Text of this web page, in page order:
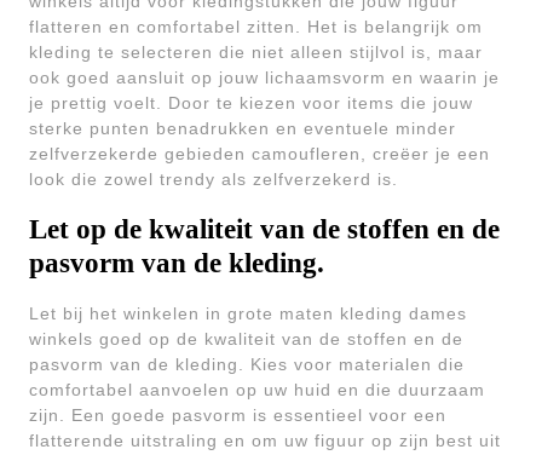
flatteren en comfortabel zitten. Het is belangrijk om
kleding te selecteren die niet alleen stijlvol is, maar
ook goed aansluit op jouw lichaamsvorm en waarin je
je prettig voelt. Door te kiezen voor items die jouw
sterke punten benadrukken en eventuele minder
zelfverzekerde gebieden camoufleren, creëer je een
look die zowel trendy als zelfverzekerd is.
Let op de kwaliteit van de stoffen en de
pasvorm van de kleding.
Let bij het winkelen in grote maten kleding dames
winkels goed op de kwaliteit van de stoffen en de
pasvorm van de kleding. Kies voor materialen die
comfortabel aanvoelen op uw huid en die duurzaam
zijn. Een goede pasvorm is essentieel voor een
flatterende uitstraling en om uw figuur op zijn best uit